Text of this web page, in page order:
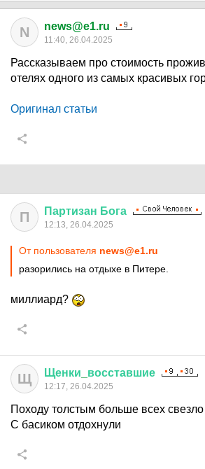
N news@e1.ru
11:40, 26.04.2025
Рассказываем про стоимость
отелях одного из самых красивых
Оригинал статьи
П Партизан Бога
12:13, 26.04.2025
От пользователя news@e1.ru
разорились на отдыхе в Питере.
миллиард?
Щ Щенки восставшие
12:17, 26.04.2025
Походу толстым больше всех свезло
С басиком отдохнули